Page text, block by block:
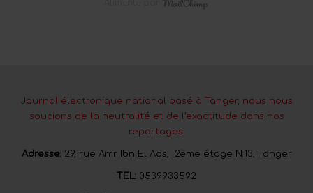
Journal électronique national basé à Tanger, nous nous
soucions de la neutralité et de l’exactitude dans nos
reportages.
Adresse: 29, rue Amr Ibn El Aas, 2ème étage N:13, Tanger
TEL: 0539933592